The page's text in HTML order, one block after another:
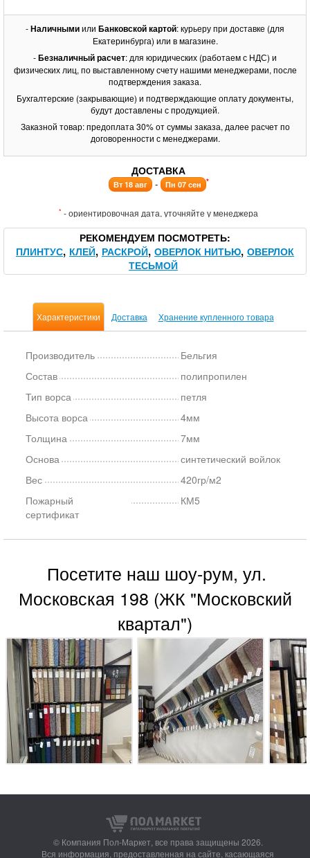
-Наличнымиили Банковской картой: курьеру при доставке (для
Екатеринбурга) или в магазине.
-Безналичный расчет: для юридических (работаем с НДС) и
физических лиц, по выставленному счету нашими менеджерами, после
подтверждения заказа.
Бухгалтерские (закрывающие) и подтверждающие оплату документы,
будут доставлены с продукцией.
Заказной товар: предоплата 30% от суммы заказа, далее расчет по
договоренности с менеджерами.
ДОСТАВКА
Вт 18 авг - Пн 07 сен *
* - ориентировочная дата, уточняйте у менеджера
РЕКОМЕНДУЕМ ПОСМОТРЕТЬ
ПЛИНТУС КЛЕЙ РАСКРОЙ ОВЕРЛОК НИТЬЮ ОВЕРЛОК
ТЕСЬМОЙ
Характеристики Доставка Хранение купленного товара
Производитель
Бельгия
Состав
полипропилен
Тип ворса
петля
Высота ворса
4мм
Толщина
7мм
Основа
синтетический войлок
Вес
420гр/м2
Пожарный
сертификат
КМ5
Посетите наш шоу-рум, ул.
Московская 198 (ЖК "Московский
квартал")
© Компания Пол-Маркет, все права защищены 2026.
Вся информация, предоставленная на сайте, касающаяся